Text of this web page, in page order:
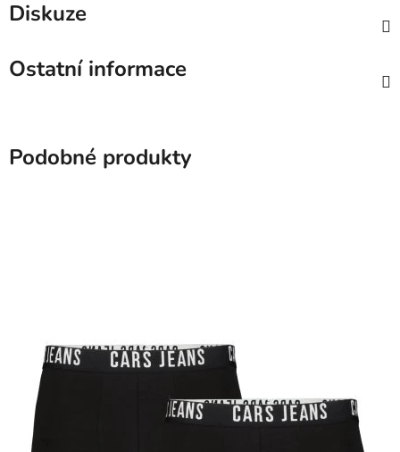
Diskuze
Ostatní informace
Podobné produkty